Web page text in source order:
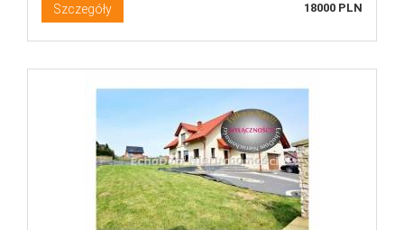
Szczegóły 18000 PLN